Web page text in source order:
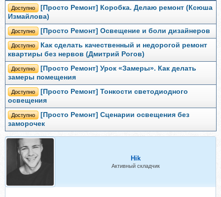
Доступно
[Просто Ремонт] Коробка. Делаю ремонт (Ксюша
Измайлова)
Доступно [Просто Ремонт] Освещение и боли дизайнеров
Доступно
Как сделать качественный и недорогой ремонт
квартиры без нервов (Дмитрий Рогов)
Доступно
[Просто Ремонт] Урок «Замеры». Как делать
замеры помещения
Доступно
[Просто Ремонт] Тонкости светодиодного
освещения
Доступно
[Просто Ремонт] Сценарии освещения без
заморочек
Hik
Активный складчик